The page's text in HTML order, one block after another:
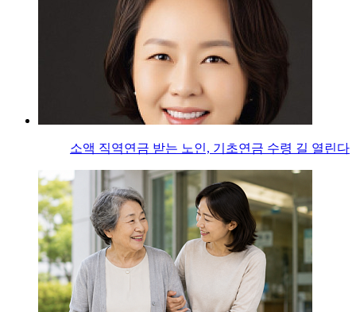
소액 직역연금 받는 노인, 기초연금 수령 길 열린다